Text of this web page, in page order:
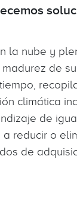
la nube y
de
climática
de
reducir o
de